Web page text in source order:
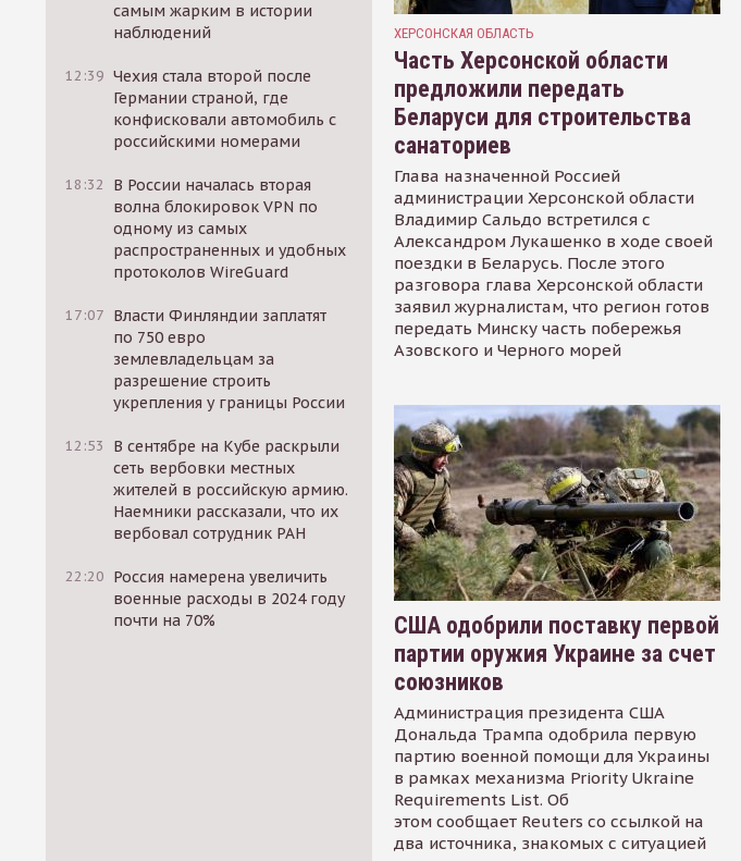
самым жарким в истории
наблюдений
12:39 Чехия стала второй после
Германии страной, где
конфисковали автомобиль с
российскими номерами
18:32
В России началась вторая
волна блокировок VPN по
одному из самых
распространенных и удобных
протоколов WireGuard
17:07 Власти Финляндии заплатят
по 750 евро
землевладельцам за
разрешение строить
укрепления у границы России
12:53
В сентябре на Кубе раскрыли
сеть вербовки местных
жителей в российскую армию.
Наемники рассказали, что их
вербовал сотрудник РАН
22:20 Россия намерена увеличить
военные расходы в 2024 году
почти на 70%
ХЕРСОНСКАЯ ОБЛАСТЬ
Часть Херсонской области
предложили передать
Беларуси для строительства
санаториев
Глава назначенной Россией
администрации Херсонской области
Владимир Сальдо встретился с
Александром Лукашенко в ходе своей
поездки в Беларусь. После этого
разговора глава Херсонской области
заявил журналистам, что регион готов
передать Минску часть побережья
Азовского и Черного морей
США одобрили поставку первой
партии оружия Украине за счет
союзников
Администрация президента США
Дональда Трампа одобрила первую
партию военной помощи для Украины
в рамках механизма Priority Ukraine
Requirements List. Об
этом сообщает Reuters со ссылкой на
два источника, знакомых с ситуацией